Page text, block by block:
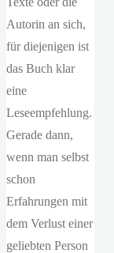
Autorin an sich,
für diejenigen ist
das Buch klar
eine
Leseempfehlung.
Gerade dann,
wenn man selbst
schon
Erfahrungen mit
dem Verlust einer
geliebten Person